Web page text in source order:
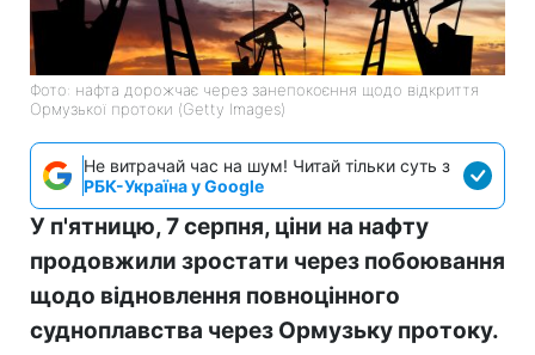
Фото: нафта дорожчає через занепокоєння щодо відкриття
Ормузької протоки (Getty Images)
Не витрачай час на шум! Читай тільки суть з
РБК-Україна у Google
У п'ятницю, 7 серпня, ціни на нафту
продовжили зростати через побоювання
щодо відновлення повноцінного
судноплавства через Ормузьку протоку.